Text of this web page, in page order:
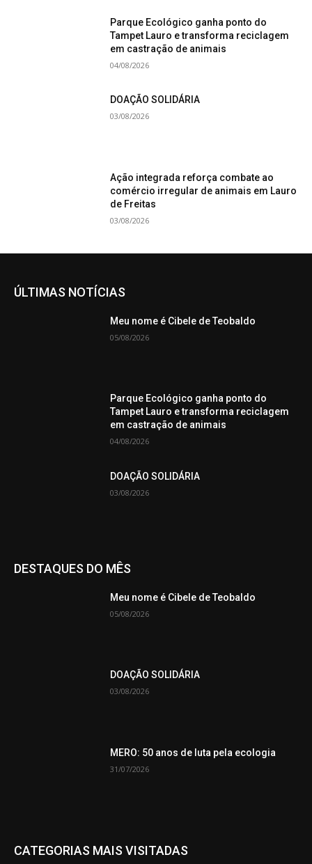
Parque Ecológico ganha ponto do
Tampet Lauro e transforma reciclagem
em castração de animais
04/08/2026
DOAÇÃO SOLIDÁRIA
03/08/2026
Ação integrada reforça combate ao
comércio irregular de animais em Lauro
de Freitas
03/08/2026
ÚLTIMAS NOTÍCIAS
Meu nome é Cibele de Teobaldo
05/08/2026
Parque Ecológico ganha ponto do
Tampet Lauro e transforma reciclagem
em castração de animais
04/08/2026
DOAÇÃO SOLIDÁRIA
03/08/2026
DESTAQUES DO MÊS
Meu nome é Cibele de Teobaldo
05/08/2026
DOAÇÃO SOLIDÁRIA
03/08/2026
MERO: 50 anos de luta pela ecologia
31/07/2026
CATEGORIAS MAIS VISITADAS